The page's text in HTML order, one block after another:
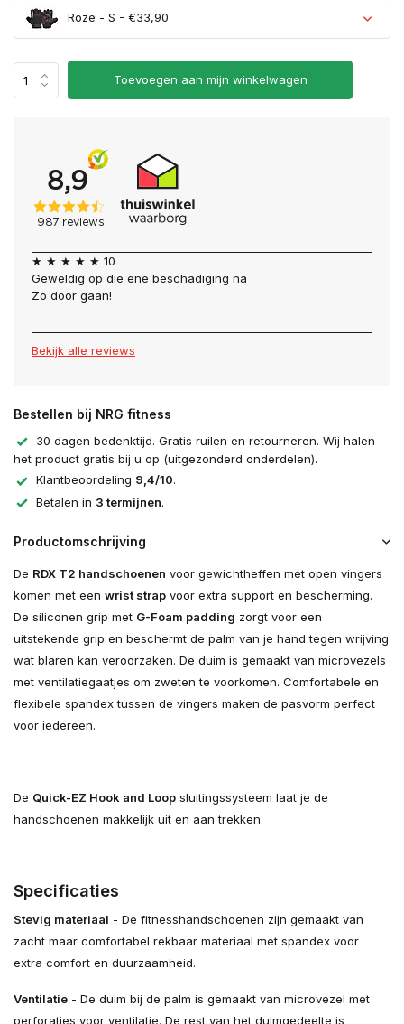
Roze - S - €33,90
Toevoegen aan mijn winkelwagen
★ ★ ★ ★ ★ 10
Geweldig op die ene beschadiging na
Zo door gaan!
Bekijk alle reviews
Bestellen bij NRG fitness
30 dagen bedenktijd. Gratis ruilen en retourneren. Wij halen
het product gratis bij u op (uitgezonderd onderdelen).
Klantbeoordeling 9,4/10.
Betalen in 3 termijnen.
Productomschrijving
De RDX T2 handschoenen voor gewichtheffen met open vingers
komen met een wrist strap voor extra support en bescherming.
De siliconen grip met G-Foam padding zorgt voor een
uitstekende grip en beschermt de palm van je hand tegen wrijving
wat blaren kan veroorzaken. De duim is gemaakt van microvezels
met ventilatiegaatjes om zweten te voorkomen. Comfortabele en
flexibele spandex tussen de vingers maken de pasvorm perfect
voor iedereen.
De Quick-EZ Hook and Loop sluitingssysteem laat je de
handschoenen makkelijk uit en aan trekken.
Specificaties
Stevig materiaal - De fitnesshandschoenen zijn gemaakt van
zacht maar comfortabel rekbaar materiaal met spandex voor
extra comfort en duurzaamheid.
Ventilatie - De duim bij de palm is gemaakt van microvezel met
perforaties voor ventilatie. De rest van het duimgedeelte is